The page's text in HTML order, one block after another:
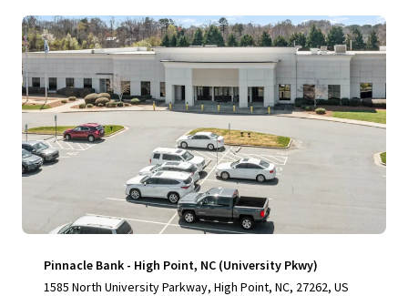
Pinnacle Bank - High Point, NC (University Pkwy)
1585 North University Parkway, High Point, NC, 27262, US